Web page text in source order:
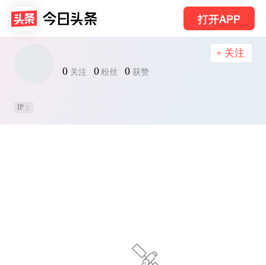
打开APP
0 关注 0 粉丝 0 获赞
+ 关注
IP：